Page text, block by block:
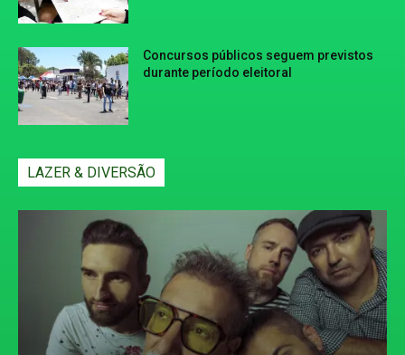
Concursos públicos seguem previstos
durante período eleitoral
LAZER & DIVERSÃO